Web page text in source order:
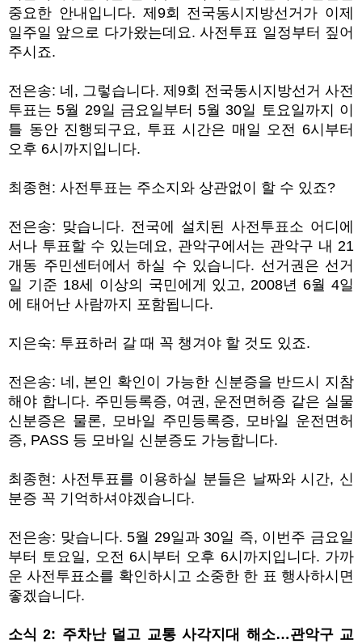
중요한 안내입니다. 제 9회 전국동시지방선거가 이제
일주일 앞으로 다가왔는데요.사전투표 일정부터 짚어
주시죠.
전은송: 네 , 그렇습니다. 제 9회 전국동시지방선거 사전
투표는5월 29일 금요일부터5월30일 토요일까지 이
틀 동안 진행되구요, 투표 시간은 매일 오전 6시부터
오후 6시까지입니다.
최종현: 사전투표는 주소지와 상관없이 할 수 있죠?
전은송: 맞습니다. 전국에 설치된 사전투표소 어디에
서나 투표할 수 있는데요, 관악구에서는 관악구 내21
개동 주민센터에서 하실 수 있습니다. 선거권은 선거
일 기준 18세 이상의 국민에게 있고, 2008년 6월 4일
에 태어난 사람까지 포함됩니다.
지은숙: 투표하러 갈 때 꼭 챙겨야 할 것도 있죠.
전은송: 네 , 본인 확인이 가능한 신분증을 반드시 지참
해야 합니다. 주민등록증, 여권 , 운전면허증 같은 실물
신분증은 물론, 모바일 주민등록증, 모바일 운전면허
증, PASS 등 모바일 신분증도 가능합니다.
최종현: 사전투표를 이용하실 분들은 날짜와 시간, 신
분증 꼭 기억하셔야겠습니다.
전은송: 맞습니다. 5월 29일과30일 즉, 이번주 금요일
부터 토요일, 오전 6시부터 오후 6시까지입니다. 가까
운 사전투표소를 확인하시고 소중한 한 표 행사하시면
좋겠습니다.
소식2: 주차난 덜고 교통 사각지대 해소…관악구 교